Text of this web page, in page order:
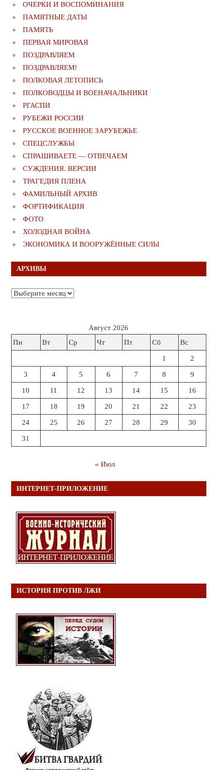
ОЧЕРКИ И ВОСПОМИНАНИЯ
ПАМЯТНЫЕ ДАТЫ
ПАМЯТЬ
ПЕРВАЯ МИРОВАЯ
ПОЗДРАВЛЯЕМ
ПОЗДРАВЛЯЕМ!
ПОЛКОВАЯ ЛЕТОПИСЬ
ПОЛКОВОДЦЫ И ВОЕНАЧАЛЬНИКИ
РГАСПИ
РУБЕЖИ РОССИИ
РУССКОЕ ВОЕННОЕ ЗАРУБЕЖЬЕ
СПЕЦСЛУЖБЫ
СПРАШИВАЕТЕ — ОТВЕЧАЕМ
СУЖДЕНИЯ. ВЕРСИИ
ТРАГЕДИЯ ПЛЕНА
ФАМИЛЬНЫЙ АРХИВ
ФОРТИФИКАЦИЯ
ФОТО
ХОЛОДНАЯ ВОЙНА
ЭКОНОМИКА И ВООРУЖЁННЫЕ СИЛЫ
АРХИВЫ
Архивы
Август 2026
Пн
Вт Ср Чт Пт Сб Вс
1 2
3 4 5 6 7 8 9
10 11 12 13 14 15 16
17 18 19 20 21 22 23
24 25 26 27 28 29 30
31
« Июл
ИНТЕРНЕТ-ПРИЛОЖЕНИЕ
ИСТОРИЯ ПРОТИВ ЛЖИ